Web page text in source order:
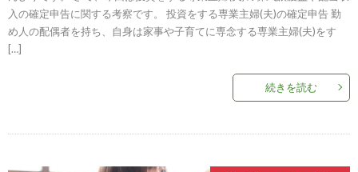
入の確定申告に関する考察です。 投資をする専業主婦(夫)の確定申告 勤
め人の配偶者を持ち、自身は家事や子育てに専念する専業主婦(夫)をす
[…]
続きを読む